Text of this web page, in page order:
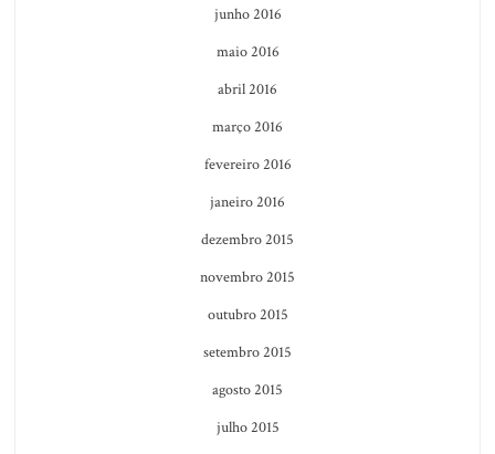
junho 2016
maio 2016
abril 2016
março 2016
fevereiro 2016
janeiro 2016
dezembro 2015
novembro 2015
outubro 2015
setembro 2015
agosto 2015
julho 2015